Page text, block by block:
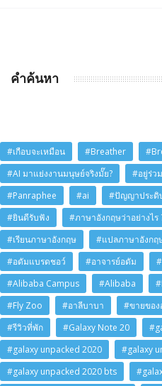
คำค้นหา
#เกือบจะเหมือน #Breather
#AI มาแย่งงานมนุษย์จริงมั๊ย?
#อยู่ร่ว
#Panraphee
#ai #ปัญญาประดิ
#ยินดีรับฟัง
#ภาษาอังกฤษว่าอย่างไร
#เรียนภาษาอังกฤษ
#แปลภาษาอังกฤ
#อดัมแบรดชอว์
#อาจารย์อดัม
#Alibaba Campus
#Alibaba
#Fly Zoo
#อาลีบาบา #ขายขอ
#รีวิวที่พัก
#Galaxy Note 20
#galaxy unpacked 2020
#galaxy
#galaxy unpacked 2020 bts